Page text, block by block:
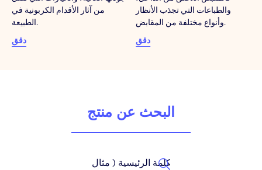
من آثار الأقدام الكربونية في
الطبيعة.
دقق
والطباعات التي تجذب الأنظار
وأنواع مختلفة من المقابض.
دقق
البحث عن منتج